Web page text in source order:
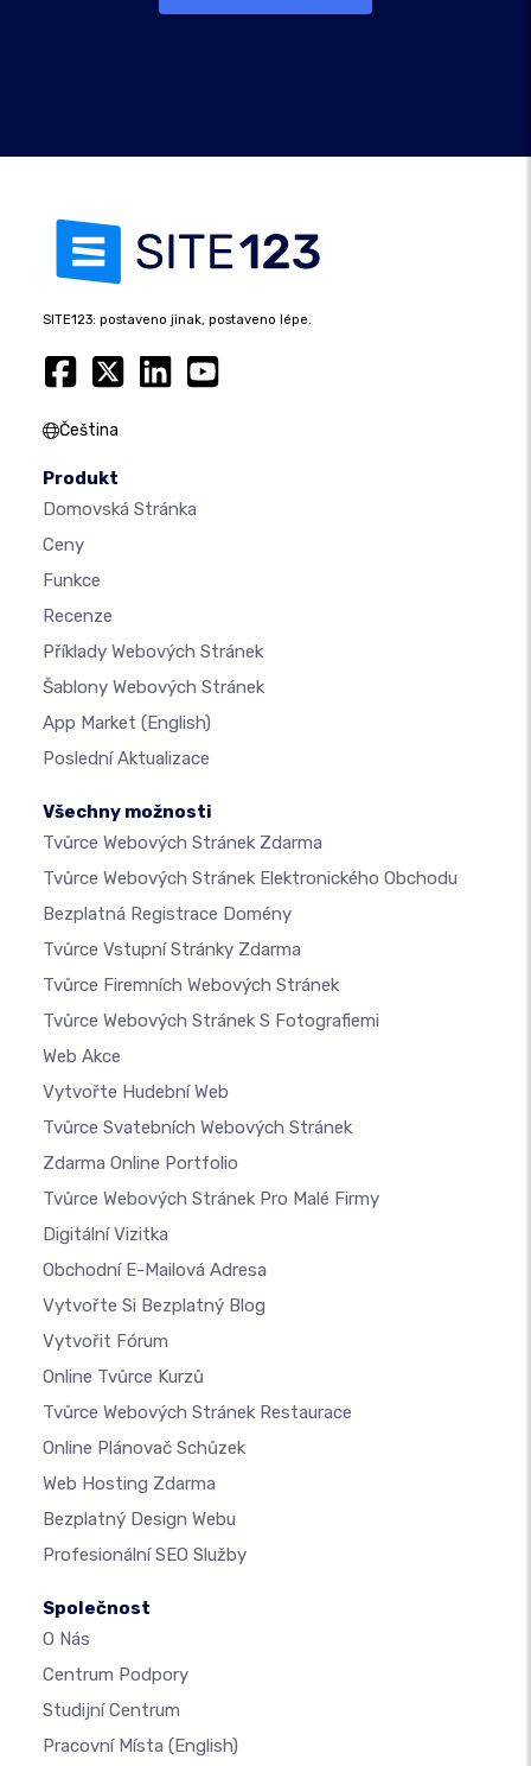
SITE123: postaveno jinak, postaveno lépe.
Čeština
Produkt
Domovská Stránka
Ceny
Funkce
Recenze
Příklady Webových Stránek
Šablony Webových Stránek
App Market (English)
Poslední Aktualizace
Všechny možnosti
Tvůrce Webových Stránek Zdarma
Tvůrce Webových Stránek Elektronického Obchodu
Bezplatná Registrace Domény
Tvůrce Vstupní Stránky Zdarma
Tvůrce Firemních Webových Stránek
Tvůrce Webových Stránek S Fotografiemi
Web Akce
Vytvořte Hudební Web
Tvůrce Svatebních Webových Stránek
Zdarma Online Portfolio
Tvůrce Webových Stránek Pro Malé Firmy
Digitální Vizitka
Obchodní E-Mailová Adresa
Vytvořte Si Bezplatný Blog
Vytvořit Fórum
Online Tvůrce Kurzů
Tvůrce Webových Stránek Restaurace
Online Plánovač Schůzek
Web Hosting Zdarma
Bezplatný Design Webu
Profesionální SEO Služby
Společnost
O Nás
Centrum Podpory
Studijní Centrum
Pracovní Místa (English)